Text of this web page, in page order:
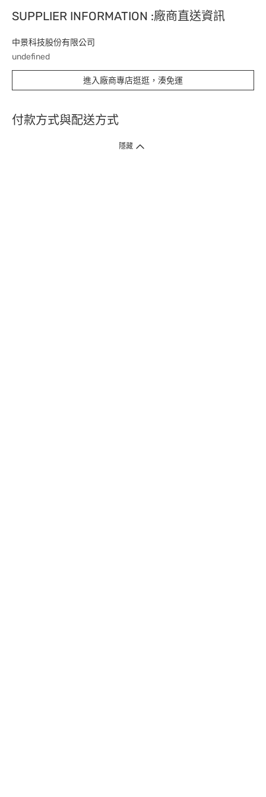
SUPPLIER INFORMATION :廠商直送資訊
中景科技股份有限公司
undefined
進入廠商專店逛逛，湊免運
付款方式與配送方式
隱藏